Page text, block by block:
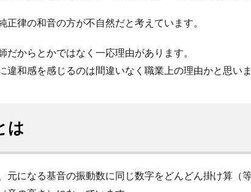
正律の和音の方が不自然だと考えています。
だからとかではなく一応理由があります。
違和感を感じるのは間違いなく職業上の理由かと思いま
は
元になる基音の振動数に同じ数字をどんどん掛け算（